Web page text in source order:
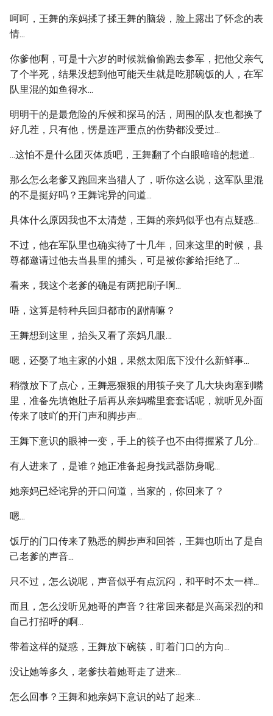
呵呵，王舞的亲妈揉了揉王舞的脑袋，脸上露出了怀念的表
情...
你爹他啊，可是十六岁的时候就偷偷跑去参军，把他父亲气
了个半死，结果没想到他可能天生就是吃那碗饭的人，在军
队里混的如鱼得水...
明明干的是最危险的斥候和探马的活，周围的队友也都换了
好几茬，只有他，愣是连严重点的伤势都没受过...
...这怕不是什么团灭体质吧，王舞翻了个白眼暗暗的想道...
那么怎么老爹又跑回来当猎人了，听你这么说，这军队里混
的不是挺好吗？王舞诧异的问道...
具体什么原因我也不太清楚，王舞的亲妈似乎也有点疑惑...
不过，他在军队里也确实待了十几年，回来这里的时候，县
尊都邀请过他去当县里的捕头，可是被你爹给拒绝了...
看来，我这个老爹的确是有两把刷子啊...
唔，这算是特种兵回归都市的剧情嘛？
王舞想到这里，抬头又看了亲妈几眼…
嗯，还娶了地主家的小姐，果然太阳底下没什么新鲜事...
稍微放下了点心，王舞恶狠狠的用筷子夹了几大块肉塞到嘴
里，准备先填饱肚子后再从亲妈嘴里套套话呢，就听见外面
传来了吱吖的开门声和脚步声...
王舞下意识的眼神一变，手上的筷子也不由得握紧了几分...
有人进来了，是谁？她正准备起身找武器防身呢...
她亲妈已经诧异的开口问道，当家的，你回来了？
嗯...
饭厅的门口传来了熟悉的脚步声和回答，王舞也听出了是自
己老爹的声音...
只不过，怎么说呢，声音似乎有点沉闷，和平时不太一样...
而且，怎么没听见她哥的声音？往常回来都是兴高采烈的和
自己打招呼的啊...
带着这样的疑惑，王舞放下碗筷，盯着门口的方向...
没让她等多久，老爹扶着她哥走了进来...
怎么回事？王舞和她亲妈下意识的站了起来...